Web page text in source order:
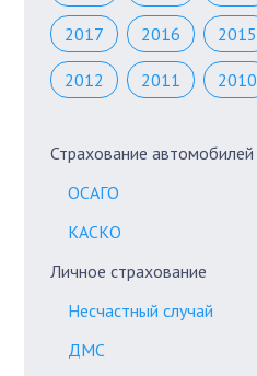
2017 2016 2015
2012 2011 2010
Страхование автомобилей
ОСАГО
КАСКО
Личное страхование
Несчастный случай
ДМС